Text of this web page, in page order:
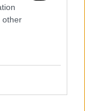
other
και
της